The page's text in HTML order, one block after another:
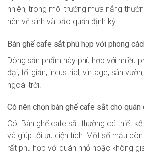
nhiên, trong môi trường mưa nắng
nên vệ sinh và bảo quản định kỳ.
Bàn ghế cafe sắt phù hợp với phong
Dòng sản phẩm này phù hợp với nhiều
đại, tối giản, industrial, vintage, sân
ngoài trời.
Có nên chọn bàn ghế cafe sắt cho quán
Có. Bàn ghế cafe sắt thường có thiết
và giúp tối ưu diện tích. Một số mẫu
rất phù hợp với quán nhỏ hoặc không